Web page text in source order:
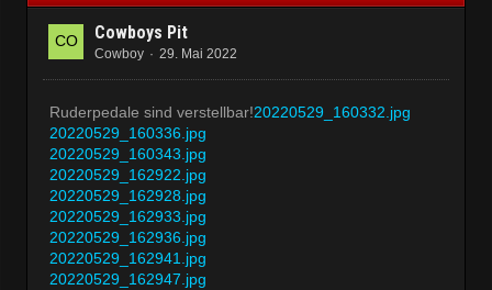
Cowboys Pit
Cowboy 29. Mai 2022
Ruderpedale sind verstellbar!20220529_160332.jpg
20220529_160336.jpg
20220529_160343.jpg
20220529_162922.jpg
20220529_162928.jpg
20220529_162933.jpg
20220529_162936.jpg
20220529_162941.jpg
20220529_162947.jpg